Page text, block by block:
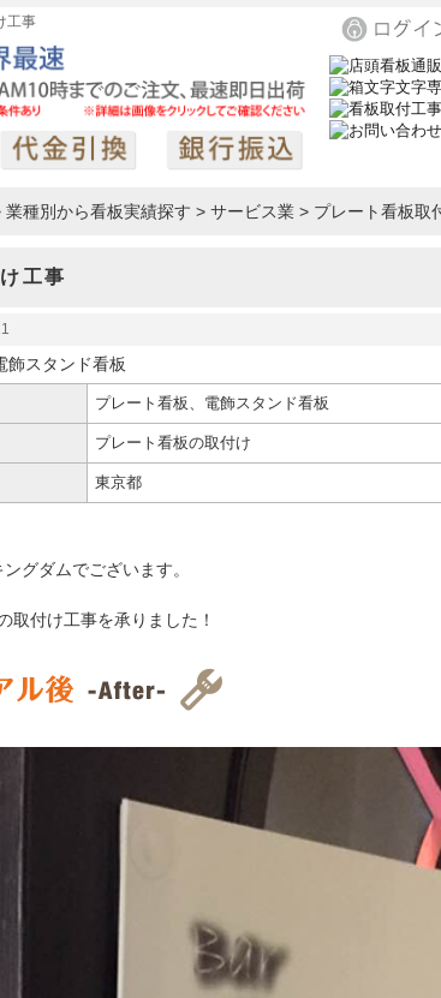
工事
業種別から看板実績探す > サービス業 > プレート看板取
工事
飾スタンド看板
プレート看板、電飾スタンド看板
プレート看板の取付け
東京都
グダムでございます。
取付け工事を承りました！